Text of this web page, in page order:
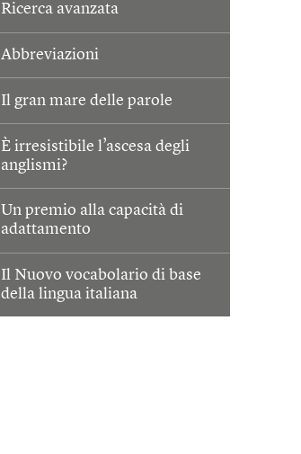
Ricerca avanzata
Abbreviazioni
Il gran mare delle parole
È irresistibile l’ascesa degli
anglismi?
Un premio alla capacità di
adattamento
Il Nuovo vocabolario di base
della lingua italiana